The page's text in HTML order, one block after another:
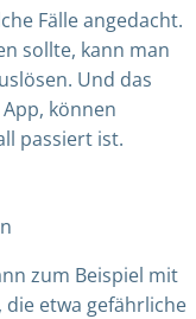
Fälle angedacht.
sollte, kann man
Und das
können
passiert ist.
zum Beispiel mit
etwa gefährliche